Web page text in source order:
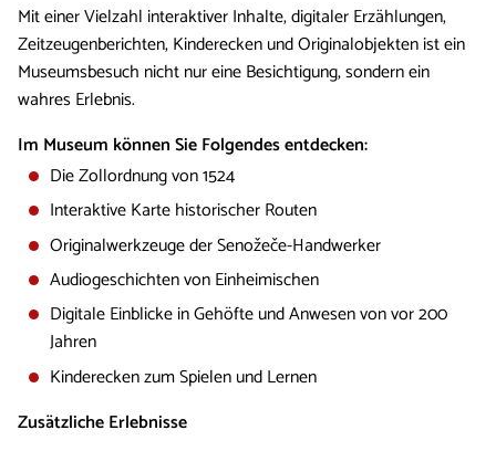
Mit einer Vielzahl interaktiver Inhalte, digitaler Erzählungen,
Zeitzeugenberichten, Kinderecken und Originalobjekten ist ein
Museumsbesuch nicht nur eine Besichtigung, sondern ein
wahres Erlebnis.
Im Museum können Sie Folgendes entdecken:
Die Zollordnung von 1524
Interaktive Karte historischer Routen
Originalwerkzeuge der Senožeče-Handwerker
Audiogeschichten von Einheimischen
Digitale Einblicke in Gehöfte und Anwesen von vor 200
Jahren
Kinderecken zum Spielen und Lernen
Zusätzliche Erlebnisse